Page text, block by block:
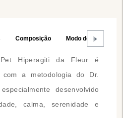
Composição Modo de Usar
Hiperagiti da Fleur é
com a metodologia do Dr.
desenvolvido
calma, serenidade e